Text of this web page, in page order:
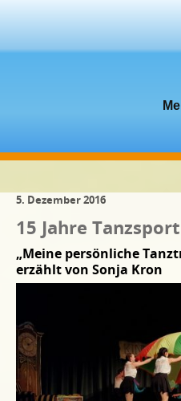
5. Dezember 2016
15 Jahre Tanzsport
„Meine persönliche
erzählt von Sonja Kron